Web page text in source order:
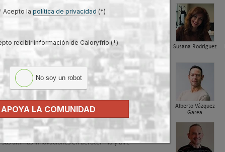
Modificado por última vez enMartes, 19 Mayo 2026 11:16
partido a tu sistema de climatización
rendimiento
últimas innovaciones en aerotermia y aire
Susana Rodriguez
Alberto Vázquez
Garea
Acepto lapolítica de privacidad (*)
recibir información de Caloryfrio (*)
No soy un robot
APOYA LA COMUNIDAD